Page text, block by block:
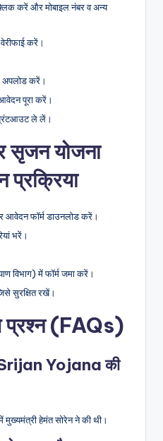
करें और मोबाइल नंबर व अन्य
करें।
करें।
पूरा करें।
ले लें।
सृजन योजना
आवेदन फॉर्म डाउनलोड करें।
भरें।
विभाग) में फॉर्म जमा करें।
सुरक्षित रखें।
प्रश्न (FAQs)
Yojana की
हेमंत सोरेन ने की थी।